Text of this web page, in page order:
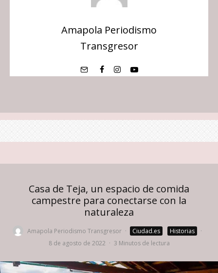
Amapola Periodismo
Transgresor
​​Casa de Teja, un espacio de comida
campestre para conectarse con la
naturaleza
Amapola Periodismo Transgresor · Ciudad.es Historias
·
8 de agosto de 2022 · 3 Minutos de lectura